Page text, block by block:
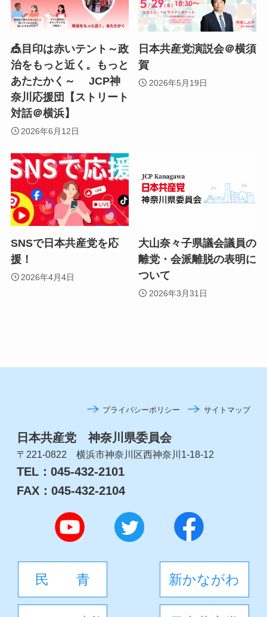
🎪目印は赤いテント～政
治をもっと近く。もっと
あたたかく～ JCP神
奈川応援団【ストリート
対話＠横浜】
2026年6月12日
日本共産党演説会＠横須
賀
2026年5月19日
SNSで日本共産党を応
援！
2026年4月4日
大山奈々子県議会議員の
離党・会派離脱の表明に
ついて
2026年3月31日
プライバシーポリシー サイトマップ
日本共産党 神奈川県委員会
〒221-0822 横浜市神奈川区西神奈川1-18-12
TEL：045-432-2101
FAX：045-432-2104
民 青 新かながわ